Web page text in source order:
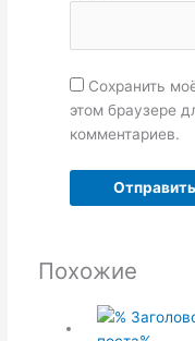
Сохранить
этом браузере
комментариев.
Похожие